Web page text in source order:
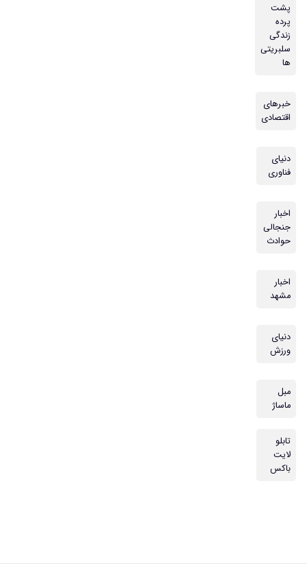
پشت
پرده
زندگی
سلبریتی
ها
خبرهای
اقتصادی
دنیای
فناوری
اخبار
جنجالی
حوادث
اخبار
مشهد
دنیای
ورزش
مبل
ماساژ
تابلو
لایت
باکس